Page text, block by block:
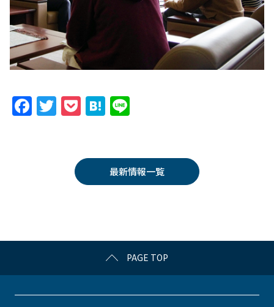
F
a
k
T
w
er
P
o
k
et
H
at
n
a
最新情報一覧
PAGE TOP